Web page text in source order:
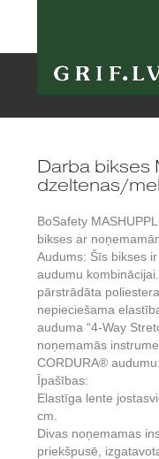
Darba bikses
dzeltenas/
BoSafety
bikses ar
Audums: Šīs bikses
audumu
pārstrādāta
nepieciešama
auduma “4-Way
noņemamās
CORDURA® audumu.
Īpašības:
Elastīga lente
cm.
Divas noņemamas
priekšpusē,